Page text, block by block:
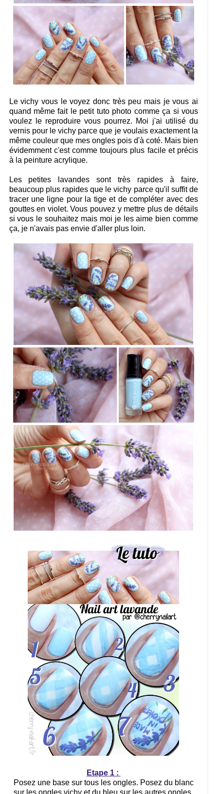
Le vichy vous le voyez donc très peu mais je vous ai
quand même fait le petit tuto photo comme ça si vous
voulez le reproduire vous pourrez. Moi j'ai utilisé du
vernis pour le vichy parce que je voulais exactement la
même couleur que mes ongles pois d'à coté. Mais bien
évidemment c'est comme toujours plus facile et précis
à la peinture acrylique.
Les petites lavandes sont très rapides à faire,
beaucoup plus rapides que le vichy parce qu'il suffit de
tracer une ligne pour la tige et de compléter avec des
gouttes en violet. Vous pouvez y mettre plus de détails
si vous le souhaitez mais moi je les aime bien comme
ça, je n'avais pas envie d'aller plus loin.
Etape 1 :
Posez une base sur tous les ongles. Posez du blanc
sur les ongles vichy et du bleu sur les autres ongles.